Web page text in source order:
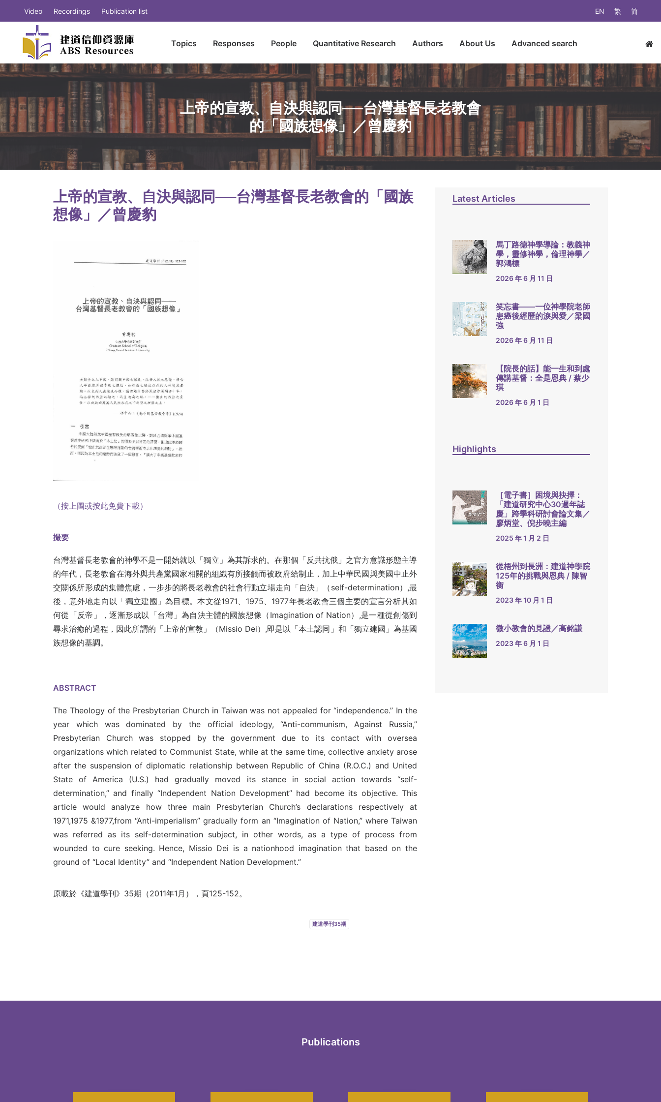
EN 繁 简
Video Recordings Publication list
Topics Responses People Quantitative Research Authors About Us Advanced search
上帝的宣教、自決與認同──台灣基督長老教會
的「國族想像」／曾慶豹
上帝的宣教、自決與認同──台灣基督長老教會的「國族
想像」／曾慶豹
（按上圖或按此免費下載）
撮要
台灣基督長老教會的神學不是一開始就以「獨立」為其訴求的。在那個「反共抗俄」之官方意識形態主導
的年代，長老教會在海外與共產黨國家相關的組織有所接觸而被政府給制止，加上中華民國與美國中止外
交關係所形成的集體焦慮，一步步的將長老教會的社會行動立場走向「自決」（self-determination）,最
後，意外地走向以「獨立建國」為目標。本文從1971、1975、1977年長老教會三個主要的宣言分析其如
何從「反帝」，逐漸形成以「台灣」為自決主體的國族想像（Imagination of Nation）,是一種從創傷到
尋求治癒的過程，因此所謂的「上帝的宣教」（Missio Dei）,即是以「本土認同」和「獨立建國」為基國
族想像的基調。
ABSTRACT
The Theology of the Presbyterian Church in Taiwan was not appealed for “independence.” In the
year which was dominated by the official ideology, “Anti-communism, Against Russia,”
Presbyterian Church was stopped by the government due to its contact with oversea
organizations which related to Communist State, while at the same time, collective anxiety arose
after the suspension of diplomatic relationship between Republic of China (R.O.C.) and United
State of America (U.S.) had gradually moved its stance in social action towards “self-
determination,” and finally “Independent Nation Development” had become its objective. This
article would analyze how three main Presbyterian Church’s declarations respectively at
1971,1975 &1977,from “Anti-imperialism” gradually form an “Imagination of Nation,” where Taiwan
was referred as its self-determination subject, in other words, as a type of process from
wounded to cure seeking. Hence, Missio Dei is a nationhood imagination that based on the
ground of “Local Identity” and “Independent Nation Development.”
原載於《建道學刊》35期（2011年1月），頁125-152。
Latest Articles
馬丁路德神學導論：教義神
學，靈修神學，倫理神學／
郭鴻標
2026 年 6 月 11 日
笑忘書——一位神學院老師
患癌後經歷的淚與愛／梁國
強
2026 年 6 月 11 日
【院長的話】能一生和到處
傳講基督：全是恩典 / 蔡少
琪
2026 年 6 月 1 日
Highlights
［電子書］困境與抉擇：
「建道研究中心30週年誌
慶」跨學科研討會論文集／
廖炳堂、倪步曉主編
2025 年 1 月 2 日
從梧州到長洲：建道神學院
125年的挑戰與恩典 / 陳智
衡
2023 年 10 月 1 日
微小教會的見證／高銘謙
2023 年 6 月 1 日
建道學刊35期
Publications